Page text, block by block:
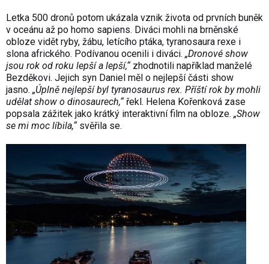
Letka 500 dronů potom ukázala vznik života od prvních buněk
v oceánu až po homo sapiens. Diváci mohli na brněnské
obloze vidět ryby, žábu, letícího ptáka, tyranosaura rexe i
slona afrického. Podívanou ocenili i diváci. „Dronové show
jsou rok od roku lepší a lepší,“zhodnotili například manželé
Bezděkovi. Jejich syn Daniel měl o nejlepší části show
jasno. „Úplně nejlepší byl tyranosaurus rex. Příští rok by mohli
udělat show o dinosaurech,“řekl. Helena Kořenková zase
popsala zážitek jako krátký interaktivní film na obloze. „Show
se mi moc líbila,“svěřila se.